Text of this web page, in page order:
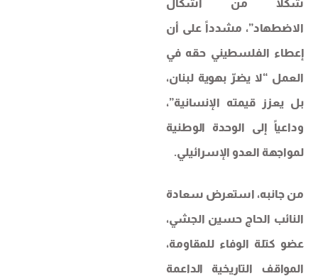
شكلاً من أشكال
الاضطهاد”، مشدداً على أن
إعطاء الفلسطيني حقه في
العمل “لا يضرّ بهوية لبنان،
بل يعزز قيمته الإنسانية”،
وداعياً إلى الوحدة الوطنية
لمواجهة العدو الإسرائيلي.
​من جانبه، استعرض سعادة
النائب الحاج حسين الجشي،
عضو كتلة الوفاء للمقاومة،
المواقف التاريخية الداعمة